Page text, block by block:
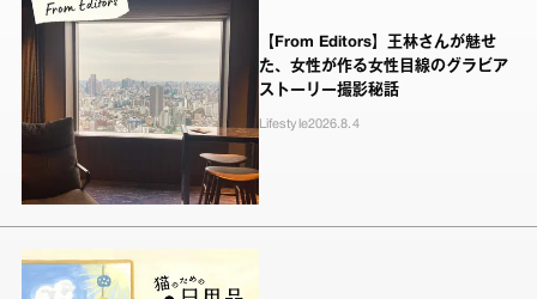
【From Editors】王林さんが魅せ
た、女性が作る女性目線のグラビア
ストーリー撮影秘話
Lifestyle2026.8.4